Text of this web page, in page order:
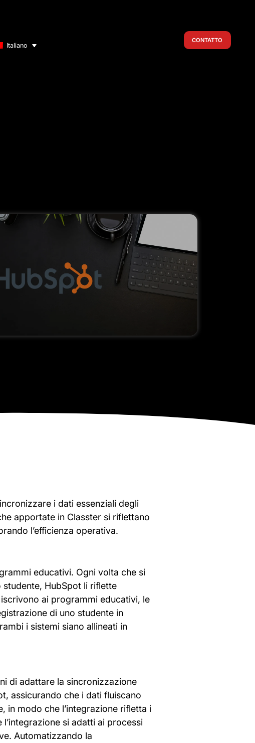
Italiano
CONTATTO
i dati essenziali degli
apportate in Classter si riflettano
l’efficienza operativa.
educativi. Ogni volta che si
HubSpot li riflette
ai programmi educativi, le
di uno studente in
i sistemi siano allineati in
di adattare la sincronizzazione
assicurando che i dati fluiscano
in modo che l’integrazione rifletta i
si adatti ai processi
Automatizzando la